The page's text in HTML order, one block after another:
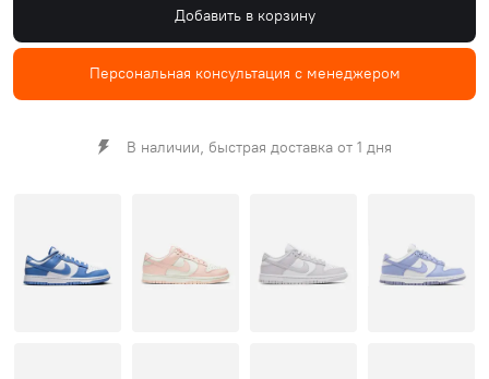
Добавить в корзину
Персональная консультация с менеджером
В наличии, быстрая доставка от 1 дня